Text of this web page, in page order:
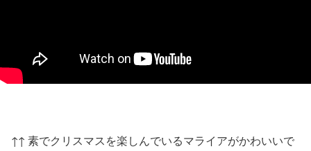
↑↑ 素でクリスマスを楽しんでいるマライアがかわいいで